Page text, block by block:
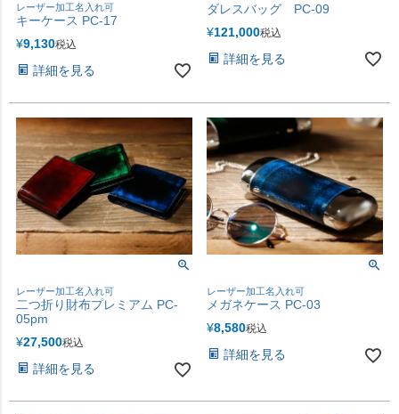
レーザー加工名入れ可
キーケース PC-17
¥9,130税込
詳細を見る
ダレスバッグ PC-09
¥121,000税込
詳細を見る
レーザー加工名入れ可
二つ折り財布プレミアム PC-
05pm
¥27,500税込
詳細を見る
レーザー加工名入れ可
メガネケース PC-03
¥8,580税込
詳細を見る